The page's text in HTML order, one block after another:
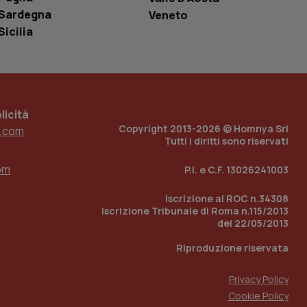
Veneto
Copyright 2013-2026 © Homnya Srl
Tutti i diritti sono riservati
P.I. e C.F. 13026241003
Iscrizione al ROC n.34308
Iscrizione Tribunale di Roma n.115/2013
del 22/05/2013
Riproduzione riservata
Privacy Policy
Cookie Policy
per abilitare il
con identity